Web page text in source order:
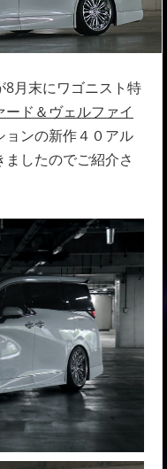
月末にワゴニスト特
ード＆ヴェルファイ
ョンの新作４０アル
したのでご紹介さ